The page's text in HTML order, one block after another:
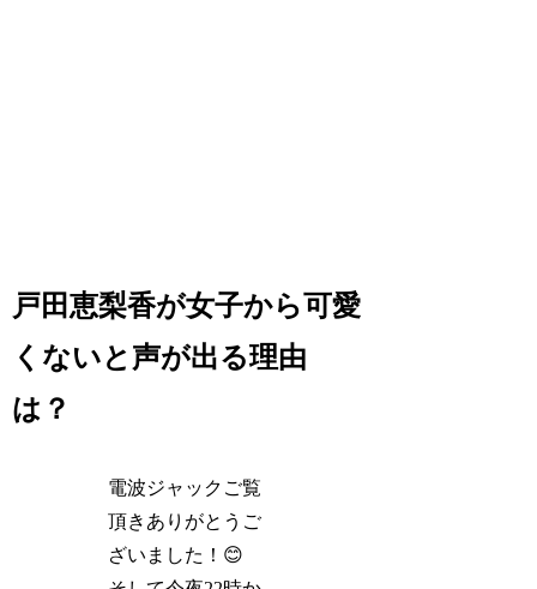
戸田恵梨香が女子から可愛
くないと声が出る理由
は？
電波ジャックご覧
頂きありがとうご
ざいました！😊